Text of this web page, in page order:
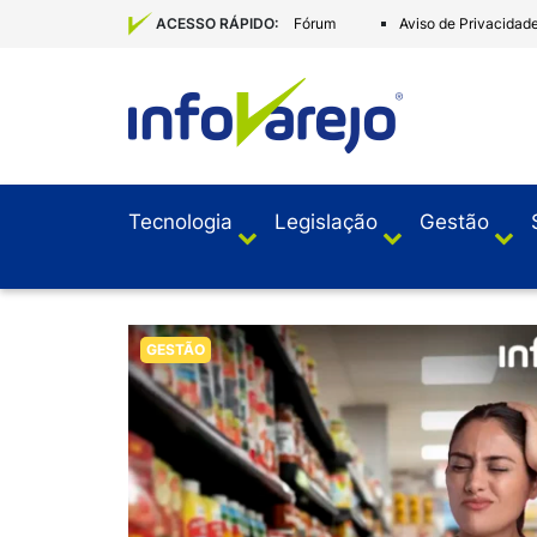
ACESSO RÁPIDO: Fórum Aviso de
Tecnologia Legislação Gestão
GESTÃO